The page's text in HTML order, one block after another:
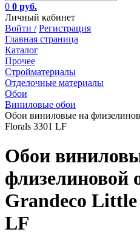
0 0 руб.
Личный кабинет
Войти / Регистрация
Главная страница
Каталог
Прочее
Стройматериалы
Отделочные материалы
Обои
Виниловые обои
Обои виниловые на
Florals 3301 LF
Обои
флизелиновой
Grandeco
LF